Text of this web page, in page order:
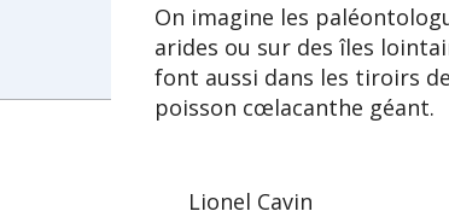
On imagine les
arides ou sur des îles
font aussi dans les tiroirs
poisson cœlacanthe géant.
Lionel Cavin